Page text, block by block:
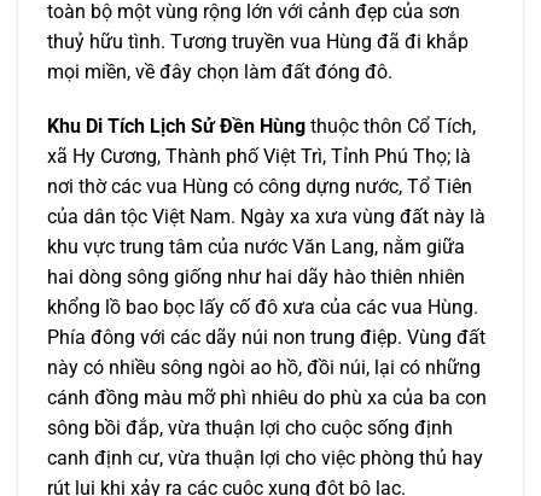
toàn bộ một vùng rộng lớn với cảnh đẹp của sơn
thuỷ hữu tình. Tương truyền vua Hùng đã đi khắp
mọi miền, về đây chọn làm đất đóng đô.
Khu Di Tích Lịch Sử Đền Hùng thuộc thôn Cổ Tích,
xã Hy Cương, Thành phố Việt Trì, Tỉnh Phú Thọ; là
nơi thờ các vua Hùng có công dựng nước, Tổ Tiên
của dân tộc Việt Nam. Ngày xa xưa vùng đất này là
khu vực trung tâm của nước Văn Lang, nằm giữa
hai dòng sông giống như hai dãy hào thiên nhiên
khổng lồ bao bọc lấy cố đô xưa của các vua Hùng.
Phía đông với các dãy núi non trung điệp. Vùng đất
này có nhiều sông ngòi ao hồ, đồi núi, lại có những
cánh đồng màu mỡ phì nhiêu do phù xa của ba con
sông bồi đắp, vừa thuận lợi cho cuộc sống định
canh định cư, vừa thuận lợi cho việc phòng thủ hay
rút lui khi xảy ra các cuộc xung đột bộ lạc.